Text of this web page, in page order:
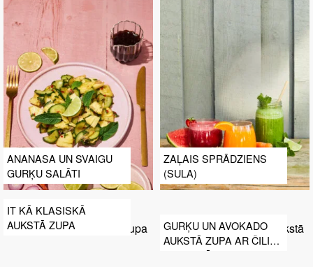
ANANASA UN SVAIGU
GURĶU SALĀTI
ZAĻAIS SPRĀDZIENS
(SULA)
IT KĀ KLASISKĀ
AUKSTĀ ZUPA
GURĶU UN AVOKADO
AUKSTĀ ZUPA AR ČILI
GARNELĒM